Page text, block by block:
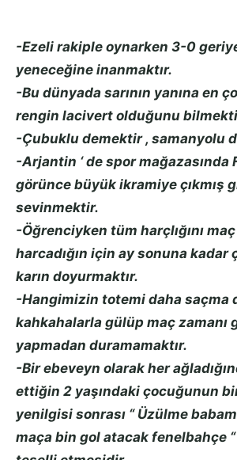
-Ezeli rakiple oynarken 3-0
yeneceğine inanmaktır.
-Bu dünyada sarının yanına en
rengin lacivert olduğunu
-Çubuklu demektir , samanyolu
-Arjantin ‘ de spor mağazasında
görünce büyük ikramiye çıkmış
sevinmektir.
-Öğrenciyken tüm harçlığını
harcadığın için ay sonuna
karın doyurmaktır.
-Hangimizin totemi daha saçma
kahkahalarla gülüp maç zamanı
yapmadan duramamaktır.
-Bir ebeveyn olarak her
ettiğin 2 yaşındaki çocuğunun
yenilgisi sonrası “ Üzülme
maça bin gol atacak fenelbahçe